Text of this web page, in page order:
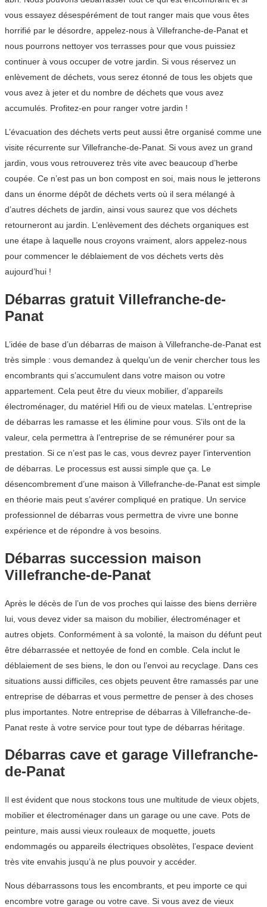
vous essayez désespérément de tout ranger mais que vous êtes
horrifié par le désordre, appelez-nous à Villefranche-de-Panat et
nous pourrons nettoyer vos terrasses pour que vous puissiez
continuer à vous occuper de votre jardin. Si vous réservez un
enlèvement de déchets, vous serez étonné de tous les objets que
vous avez à jeter et du nombre de déchets que vous avez
accumulés. Profitez-en pour ranger votre jardin !
L’évacuation des déchets verts peut aussi être organisé comme une
visite récurrente sur Villefranche-de-Panat. Si vous avez un grand
jardin, vous vous retrouverez très vite avec beaucoup d’herbe
coupée. Ce n’est pas un bon compost en soi, mais nous le jetterons
dans un énorme dépôt de déchets verts où il sera mélangé à
d’autres déchets de jardin, ainsi vous saurez que vos déchets
retourneront au jardin. L’enlèvement des déchets organiques est
une étape à laquelle nous croyons vraiment, alors appelez-nous
pour commencer le déblaiement de vos déchets verts dès
aujourd’hui !
Débarras gratuit Villefranche-de-
Panat
L’idée de base d’un débarras de maison à Villefranche-de-Panat est
très simple : vous demandez à quelqu’un de venir chercher tous les
encombrants qui s’accumulent dans votre maison ou votre
appartement. Cela peut être du vieux mobilier, d’appareils
électroménager, du matériel Hifi ou de vieux matelas. L’entreprise
de débarras les ramasse et les élimine pour vous. S’ils ont de la
valeur, cela permettra à l’entreprise de se rémunérer pour sa
prestation. Si ce n’est pas le cas, vous devrez payer l’intervention
de débarras. Le processus est aussi simple que ça. Le
désencombrement d’une maison à Villefranche-de-Panat est simple
en théorie mais peut s’avérer compliqué en pratique. Un service
professionnel de débarras vous permettra de vivre une bonne
expérience et de répondre à vos besoins.
Débarras succession maison
Villefranche-de-Panat
Après le décès de l’un de vos proches qui laisse des biens derrière
lui, vous devez vider sa maison du mobilier, électroménager et
autres objets. Conformément à sa volonté, la maison du défunt peut
être débarrassée et nettoyée de fond en comble. Cela inclut le
déblaiement de ses biens, le don ou l’envoi au recyclage. Dans ces
situations aussi difficiles, ces objets peuvent être ramassés par une
entreprise de débarras et vous permettre de penser à des choses
plus importantes. Notre entreprise de débarras à Villefranche-de-
Panat reste à votre service pour tout type de débarras héritage.
Débarras cave et garage Villefranche-
de-Panat
Il est évident que nous stockons tous une multitude de vieux objets,
mobilier et électroménager dans un garage ou une cave. Pots de
peinture, mais aussi vieux rouleaux de moquette, jouets
endommagés ou appareils électriques obsolètes, l’espace devient
très vite envahis jusqu’à ne plus pouvoir y accéder.
Nous débarrassons tous les encombrants, et peu importe ce qui
encombre votre garage ou votre cave. Si vous avez de vieux